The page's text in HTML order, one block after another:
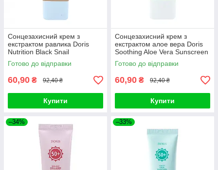
Сонцезахисний крем з
екстрактом равлика Doris
Nutrition Black Snail
Sunscreen 30мл
Готово до відправки
60,90 ₴ 92,40 ₴
Купити
Сонцезахисний крем з
екстрактом алое вера Doris
Soothing Aloe Vera Sunscreen
30мл
Готово до відправки
60,90 ₴ 92,40 ₴
Купити
–34% –33%